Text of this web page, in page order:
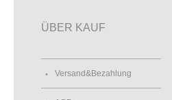
ÜBER KAUF
Versand&Bezahlung